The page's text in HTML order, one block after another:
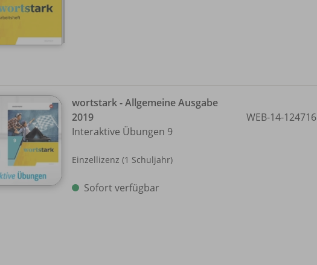
wortstark - Allgemeine Ausgabe
2019
Interaktive Übungen 9
Einzellizenz (1 Schuljahr)
Sofort verfügbar
WEB-14-124716